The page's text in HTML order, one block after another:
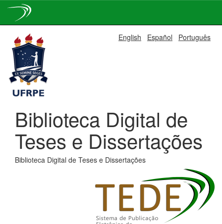
navigation
English Español Português
Biblioteca Digital de
Teses e Dissertações
Biblioteca Digital de Teses e Dissertações